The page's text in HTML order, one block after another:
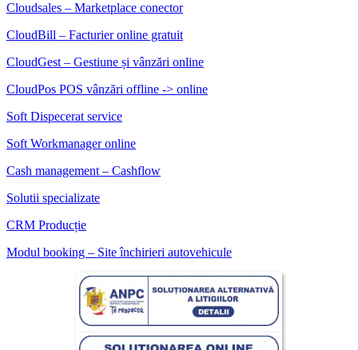
Cloudsales – Marketplace conector
CloudBill – Facturier online gratuit
CloudGest – Gestiune și vânzări online
CloudPos POS vânzări offline -> online
Soft Dispecerat service
Soft Workmanager online
Cash management – Cashflow
Solutii specializate
CRM Producție
Modul booking – Site închirieri autovehicule